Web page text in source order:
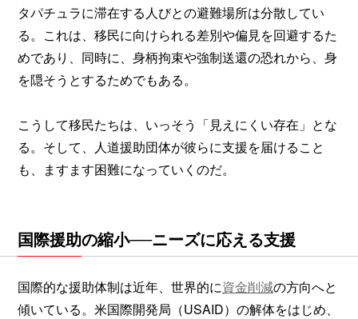
タパチュラに滞在する人びとの避難場所は分散してい
る。これは、移民に向けられる差別や偏見を回避するた
めであり、同時に、身柄拘束や強制送還の恐れから、身
を隠そうとするためでもある。
こうして移民たちは、いっそう「見えにくい存在」とな
る。そして、人道援助団体が彼らに支援を届けること
も、ますます困難になっていくのだ。
国際援助の縮小──ニーズに応える支援
国際的な援助体制は近年、世界的に資金削減の方向へと
傾いている。米国際開発局（USAID）の解体をはじめ、